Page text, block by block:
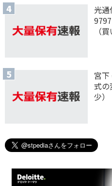
光
（
宮
式の
少）